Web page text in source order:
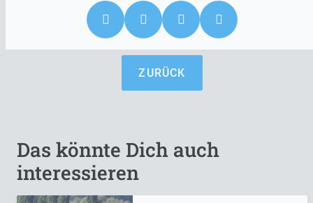
ZURÜCK
Das könnte Dich auch
interessieren